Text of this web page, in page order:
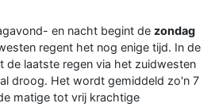
en nacht begint de zondag
regent het nog enige tijd. In de
de laatste regen via het zuidwesten
droog. Het wordt gemiddeld zo'n 7
matige tot vrij krachtige